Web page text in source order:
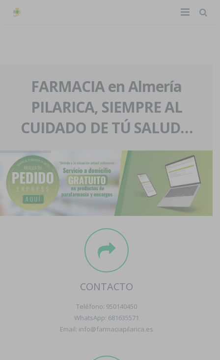
La farmacia
Nuestra historia
Nuestro equipo
Eventos
Servicios y reservas
Pedidos express
Blog
Contacto
Boletín
FARMACIA en Almería
PILARICA, SIEMPRE AL
CUIDADO DE TÚ SALUD…
CONTACTO
Teléfono: 950140450
WhatsApp: 681635571
Email: info@farmaciapilarica.es